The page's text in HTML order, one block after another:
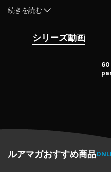
琵琶湖の鉄人の異名を持つ
と、全国各地でロクマルを
験の川村光大郎がインタビ
陸王は果たしてどんな質問
パート2では、青木さんのロ
続きを読む
シリーズ動画
60
ルアマガおすすめ商品